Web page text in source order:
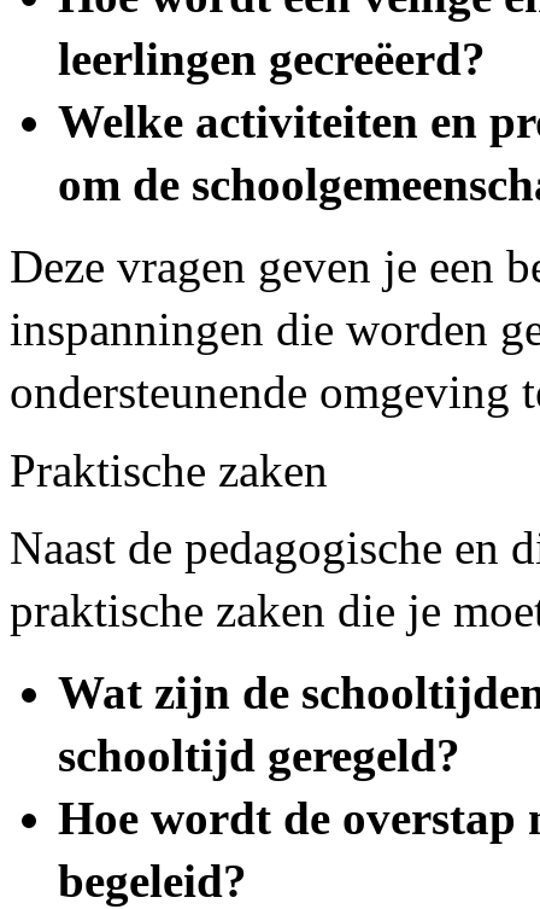
leerlingen gecreëerd?
Welke activiteiten en
om de
Deze vragen geven je een
inspanningen die worden
ondersteunende omgeving
Praktische zaken
Naast de pedagogische en
praktische zaken die je
Wat zijn de
schooltijd geregeld?
Hoe wordt de overstap
begeleid?